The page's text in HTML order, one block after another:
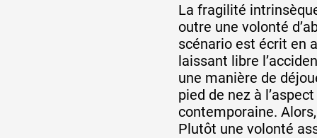
La fragilité
outre une volonté
scénario est écrit en
laissant libre
une manière de
pied de nez à
contemporaine.
Plutôt une volonté